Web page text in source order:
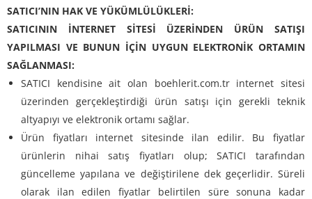
SATICI’NIN HAK VE YÜKÜMLÜLÜKLERİ:
SATICININ İNTERNET SİTESİ ÜZERİNDEN ÜRÜN SATIŞI
YAPILMASI VE BUNUN İÇİN UYGUN ELEKTRONİK ORTAMIN
SAĞLANMASI:
SATICI kendisine ait olan boehlerit.com.tr internet sitesi
üzerinden gerçekleştirdiği ürün satışı için gerekli teknik
altyapıyı ve elektronik ortamı sağlar.
Ürün fiyatları internet sitesinde ilan edilir. Bu fiyatlar
ürünlerin nihai satış fiyatları olup; SATICI tarafından
güncelleme yapılana ve değiştirilene dek geçerlidir. Süreli
olarak ilan edilen fiyatlar belirtilen süre sonuna kadar